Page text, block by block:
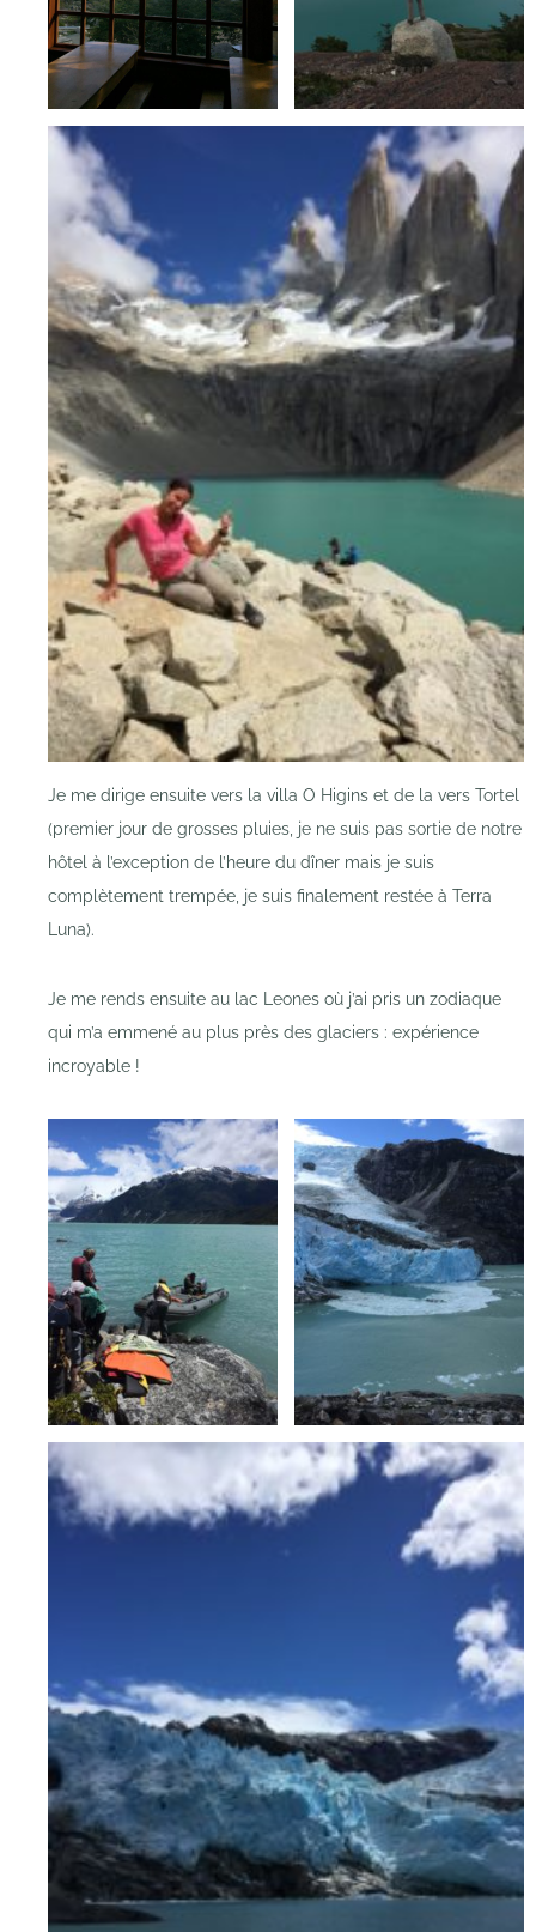
Je me dirige ensuite vers la villa O Higins et de la vers Tortel
(premier jour de grosses pluies, je ne suis pas sortie de notre
hôtel à l’exception de l’heure du dîner mais je suis
complètement trempée, je suis finalement restée à Terra
Luna).
Je me rends ensuite au lac Leones où j’ai pris un zodiaque
qui m’a emmené au plus près des glaciers : expérience
incroyable !